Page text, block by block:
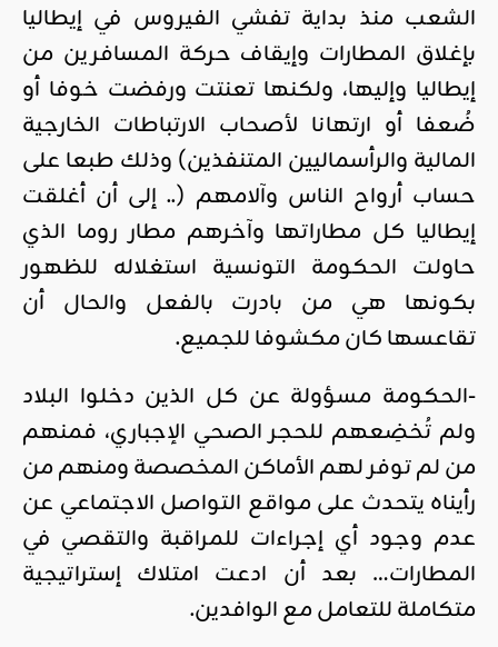
الشعب منذ بداية تفشي الفيروس في إيطاليا
بإغلاق المطارات وإيقاف حركة المسافرين من
إيطاليا وإليها، ولكنها تعنتت ورفضت خوفا أو
ضُعفا أو ارتهانا لأصحاب الارتباطات الخارجية
المالية والرأسماليين المتنفذين) وذلك طبعا على
حساب أرواح الناس وآلامهم (.. إلى أن أغلقت
إيطاليا كل مطاراتها وآخرهم مطار روما الذي
حاولت الحكومة التونسية استغلاله للظهور
بكونها هي من بادرت بالفعل والحال أن
تقاعسها كان مكشوفا للجميع.
-الحكومة مسؤولة عن كل الذين دخلوا البلاد
ولم تُخضِعهم للحجر الصحي الإجباري، فمنهم
من لم توفر لهم الأماكن المخصصة ومنهم من
رأيناه يتحدث على مواقع التواصل الاجتماعي عن
عدم وجود أي إجراءات للمراقبة والتقصي في
المطارات… بعد أن ادعت امتلاك إستراتيجية
متكاملة للتعامل مع الوافدين.